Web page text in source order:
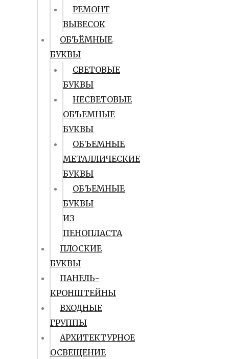
РЕМОНТ
ВЫВЕСОК
ОБЪЁМНЫЕ
БУКВЫ
СВЕТОВЫЕ
БУКВЫ
НЕСВЕТОВЫЕ
ОБЪЕМНЫЕ
БУКВЫ
ОБЪЕМНЫЕ
МЕТАЛЛИЧЕСКИЕ
БУКВЫ
ОБЪЕМНЫЕ
БУКВЫ
ИЗ
ПЕНОПЛАСТА
ПЛОСКИЕ
БУКВЫ
ПАНЕЛЬ-
КРОНШТЕЙНЫ
ВХОДНЫЕ
ГРУППЫ
АРХИТЕКТУРНОЕ
ОСВЕЩЕНИЕ